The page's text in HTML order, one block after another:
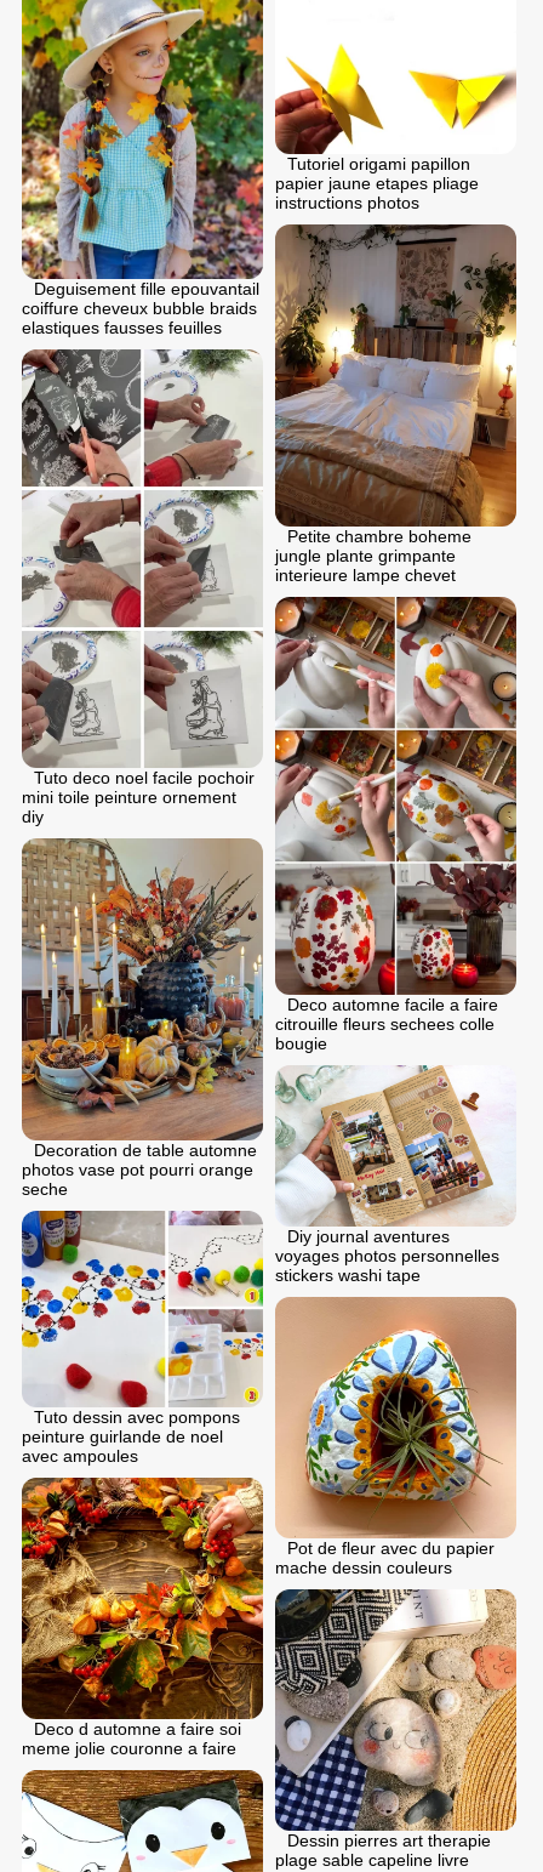
Tutoriel origami papillon
papier jaune etapes pliage
instructions photos
Deguisement fille epouvantail
coiffure cheveux bubble braids
elastiques fausses feuilles
Petite chambre boheme
jungle plante grimpante
interieure lampe chevet
Tuto deco noel facile pochoir
mini toile peinture ornement
diy
Deco automne facile a faire
citrouille fleurs sechees colle
bougie
Decoration de table automne
photos vase pot pourri orange
seche
Diy journal aventures
voyages photos personnelles
stickers washi tape
Tuto dessin avec pompons
peinture guirlande de noel
avec ampoules
Pot de fleur avec du papier
mache dessin couleurs
Deco d automne a faire soi
meme jolie couronne a faire
Dessin pierres art therapie
plage sable capeline livre